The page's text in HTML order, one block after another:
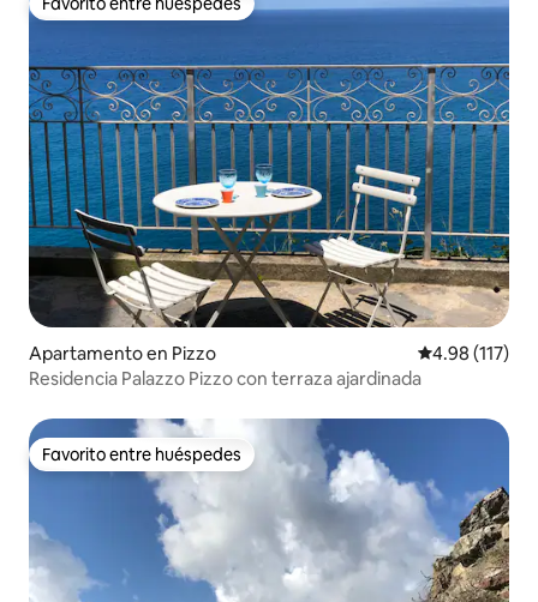
Favorito entre huéspedes
Apartamento en Pizzo Calificación
4.98 (117)
Residencia Palazzo Pizzo con terraza ajardinada
Favorito entre huéspedes
Favorito entre huéspedes